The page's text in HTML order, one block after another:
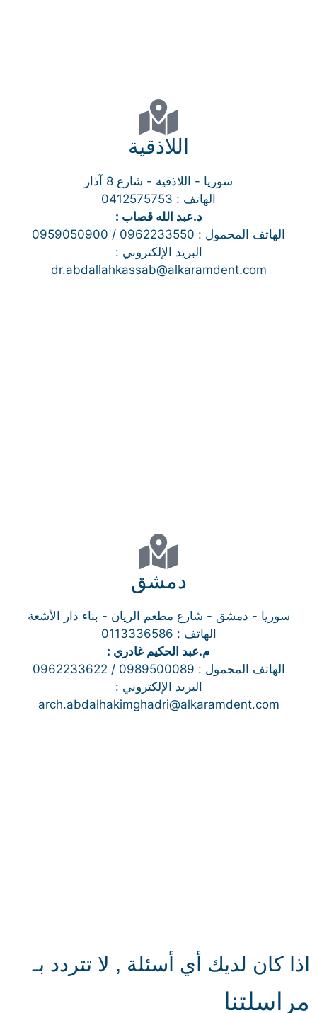
اللاذقية
سوريا - اللاذقية - شارع 8 آذار
الهاتف : 0412575753
د.عبد الله قصاب :
الهاتف المحمول : 0962233550 / 0959050900
البريد الإلكتروني :
dr.abdallahkassab@alkaramdent.com
دمشق
سوريا - دمشق - شارع مطعم الريان - بناء دار الأشعة
الهاتف : 0113336586
م.عبد الحكيم غادري :
الهاتف المحمول : 0989500089 / 0962233622
البريد الإلكتروني :
arch.abdalhakimghadri@alkaramdent.com
اذا كان لديك أي أسئلة , لا تتردد بـ
مراسلتنا